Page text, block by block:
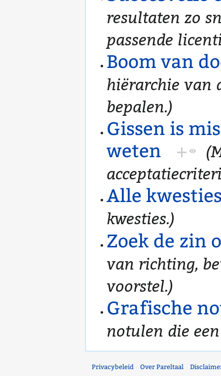
resultaten zo
passende
Boom van
hiërarchie van
bepalen.)
Gissen is
weten
+
Alle
kwesties.)
Zoek de zin
van richting,
voorstel.)
Grafische
notulen die
Privacybeleid Over Pareltaal